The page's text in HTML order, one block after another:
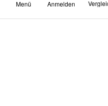
Menü Anmelden